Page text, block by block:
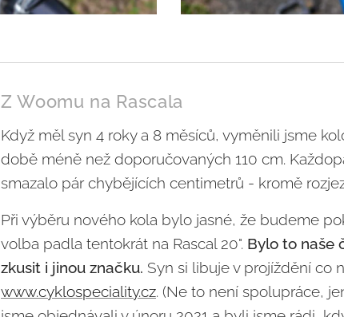
Z Woomu na Rascala
Když měl syn 4 roky a 8 měsíců, vyměnili jsme
době méně než doporučovaných 110 cm.
smazalo pár chybějících centimetrů - kromě
Při výběru nového kola bylo jasné, že budeme
volba padla tentokrát na Rascal 20". Bylo to naše
zkusit i jinou značku. Syn si libuje v projíždění co
www.cyklospeciality.cz. (Ne to není spolupráce,